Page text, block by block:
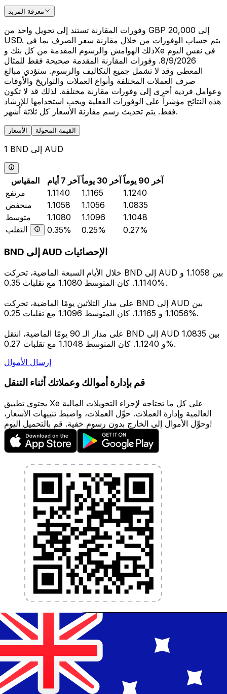
معرفة المزيد
وفورات المقارنة تستند إلى تحويل واحد من GBP 20,000 إلى
USD. يتم حساب الوفورات من خلال مقارنة سعر الصرف بما في
ذلك الهوامش والرسوم المقدمة من كل بنك وXe في نفس اليوم
8/9/2026. وفورات المقارنة المقدمة صحيحة فقط للمثال
المعطى وقد لا تشمل جميع التكاليف والرسوم. ستؤدي مبالغ
صرف العملات المختلفة وأنواع العملات والتواريخ والأوقات
وعوامل فردية أخرى إلى وفورات مقارنة مختلفة. لذلك قد لا تكون
هذه النتائج مؤشراً على الوفورات الفعلية ويجب استخدامها للإرشاد
فقط. يتم تحديث رسم مقارنة الأسعار كل ثلاثة أشهر.
الأسعار القيمة المحولة
1 BND إلى AUD
المقياس آخر 7 أيام آخر 30 يوماً
آخر 90 يوماً
مرتفع
1.1140 1.1165
1.1240
منخفض
1.1058 1.1056
1.0835
متوسط
1.1080 1.1096
1.1048
التقلب
0.35% 0.25% 0.27%
BND إلى AUD الإحصائيات
خلال الأيام السبعة الماضية، تحركت BND إلى AUD بين 1.1058 و
1.1140. كان المتوسط 1.1080 مع تقلبات 0.35%.
على مدار الثلاثين يومًا الماضية، تحركت BND إلى AUD بين
1.1056 و 1.1165. كان المتوسط 1.1096 مع تقلبات 0.25%.
على مدار الـ 90 يومًا الماضية، انتقل BND إلى AUD بين 1.0835
و 1.1240. كان المتوسط 1.1048 مع تقلبات 0.27%.
إرسال الأموال
قم بإدارة أموالك وعملاتك أثناء التنقل
يحتوي تطبيق Xe على كل ما تحتاجه لإجراء التحويلات المالية
العالمية وإدارة العملات. حوِّل العملات، واضبط تنبيهات الأسعار،
وحوِّل الأموال إلى الخارج بدون رسوم خفية. قم بالتحميل اليوم!